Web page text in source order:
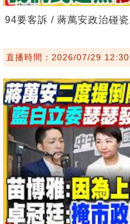
94要客訴 / 蔣萬安政治碰
直播時間：2026/07/29 12:30